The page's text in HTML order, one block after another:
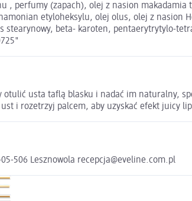
, perfumy (zapach), olej z nasion
etyloheksylu, olej olus, olej z
stearynowy, beta- karoten, pentaerytrytylo-
otulić usta taflą blasku i nadać im naturalny,
i rozetrzyj palcem, aby uzyskać efekt juicy
506 Lesznowola recepcja@eveline.com.pl